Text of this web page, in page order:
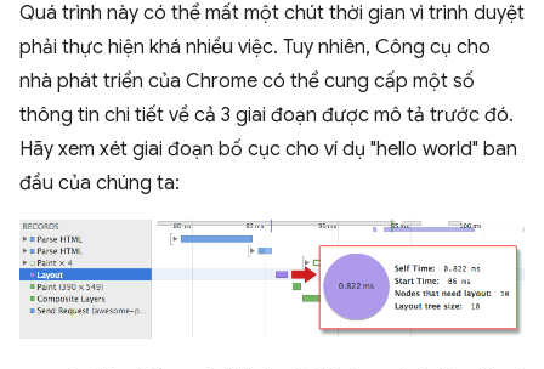
Quá trình này có thể mất một chút thời gian vì trình duyệt
phải thực hiện khá nhiều việc. Tuy nhiên, Công cụ cho
nhà phát triển của Chrome có thể cung cấp một số
thông tin chi tiết về cả 3 giai đoạn được mô tả trước đó.
Hãy xem xét giai đoạn bố cục cho ví dụ "hello world" ban
đầu của chúng ta: